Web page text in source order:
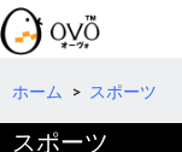
検
索
コ
テホーム > スポーツ
スポーツ